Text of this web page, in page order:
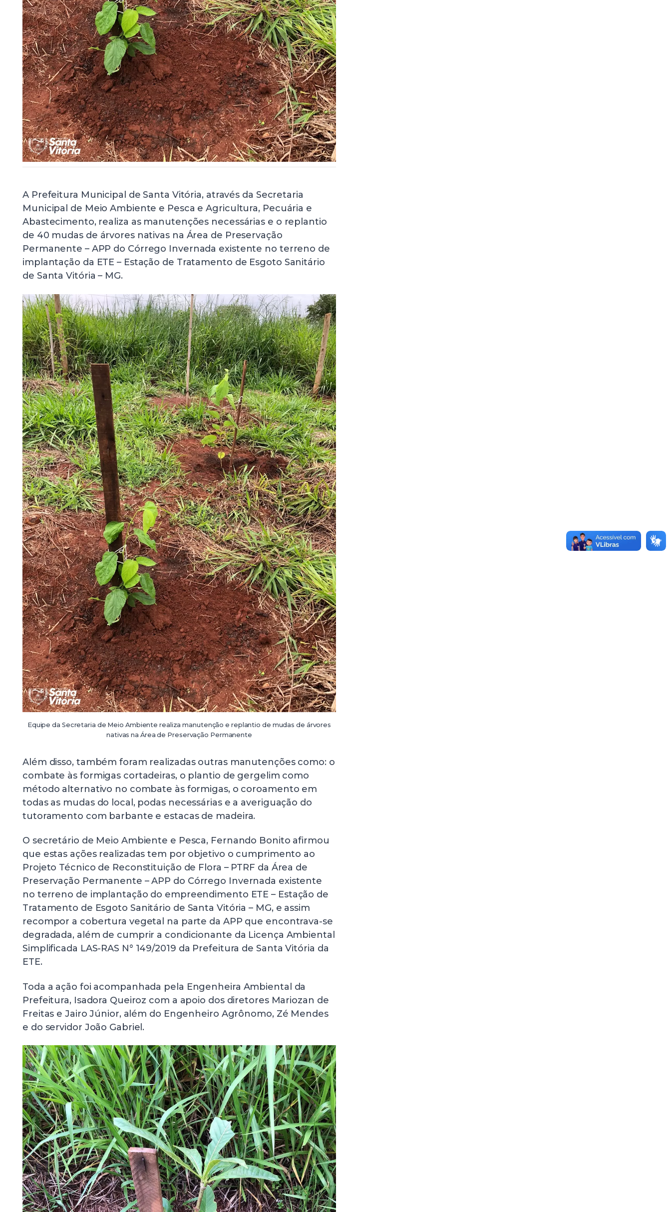
A Prefeitura Municipal de Santa Vitória, através da Secretaria
Municipal de Meio Ambiente e Pesca e Agricultura, Pecuária e
Abastecimento, realiza as manutenções necessárias e o replantio
de 40 mudas de árvores nativas na Área de Preservação
Permanente – APP do Córrego Invernada existente no terreno de
implantação da ETE – Estação de Tratamento de Esgoto Sanitário
de Santa Vitória – MG.
Equipe da Secretaria de Meio Ambiente realiza manutenção e replantio de mudas de árvores
nativas na Área de Preservação Permanente
Além disso, também foram realizadas outras manutenções como: o
combate às formigas cortadeiras, o plantio de gergelim como
método alternativo no combate às formigas, o coroamento em
todas as mudas do local, podas necessárias e a averiguação do
tutoramento com barbante e estacas de madeira.
O secretário de Meio Ambiente e Pesca, Fernando Bonito afirmou
que estas ações realizadas tem por objetivo o cumprimento ao
Projeto Técnico de Reconstituição de Flora – PTRF da Área de
Preservação Permanente – APP do Córrego Invernada existente
no terreno de implantação do empreendimento ETE – Estação de
Tratamento de Esgoto Sanitário de Santa Vitória – MG, e assim
recompor a cobertura vegetal na parte da APP que encontrava-se
degradada, além de cumprir a condicionante da Licença Ambiental
Simplificada LAS-RAS N° 149/2019 da Prefeitura de Santa Vitória da
ETE.
Toda a ação foi acompanhada pela Engenheira Ambiental da
Prefeitura, Isadora Queiroz com a apoio dos diretores Mariozan de
Freitas e Jairo Júnior, além do Engenheiro Agrônomo, Zé Mendes
e do servidor João Gabriel.